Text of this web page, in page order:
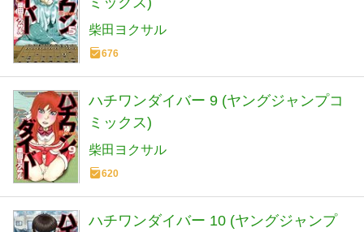
柴田ヨクサル
676
ハチワンダイバー 9 (ヤングジャンプコ
ミックス)
柴田ヨクサル
620
ハチワンダイバー 10 (ヤングジャンプ